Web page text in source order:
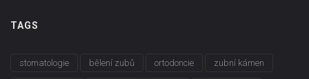
TAGS
stomatologie bělení zubů ortodoncie zubní kámen